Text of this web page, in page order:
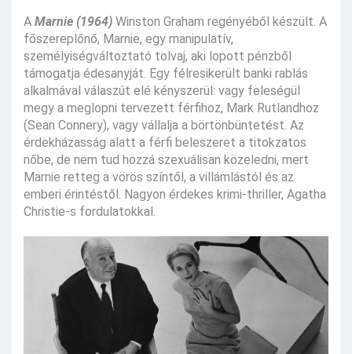
A Marnie (1964) Winston Graham regényéből készült. A
főszereplőnő, Marnie, egy manipulatív,
személyiségváltoztató tolvaj, aki lopott pénzből
támogatja édesanyját. Egy félresikerült banki rablás
alkalmával válaszút elé kényszerül: vagy feleségül
megy a meglopni tervezett férfihoz, Mark Rutlandhoz
(Sean Connery), vagy vállalja a börtönbüntetést. Az
érdekházasság alatt a férfi beleszeret a titokzatos
nőbe, de nem tud hozzá szexuálisan közeledni, mert
Marnie retteg a vörös színtől, a villámlástól és az
emberi érintéstől. Nagyon érdekes krimi-thriller, Agatha
Christie-s fordulatokkal.